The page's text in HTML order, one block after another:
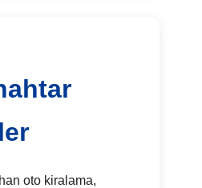
oto kiralama,